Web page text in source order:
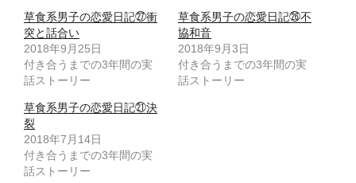
i
t
t
e
r
で
共
有
新
し
ウ
ィ
ン
ド
ウ
で
共
る
に
は
ッ
ク
て
く
だ
さ
草食系男子の恋愛日記㉗衝
突と話合い
2018年9月25日
付き合うまでの3年間の実
話ストーリー
草食系男子の恋愛日記㉖不
協和音
2018年9月3日
付き合うまでの3年間の実
話ストーリー
草食系男子の恋愛日記㉑決
裂
2018年7月14日
付き合うまでの3年間の実
話ストーリー